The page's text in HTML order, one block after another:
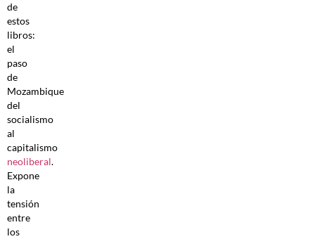
de
estos
libros:
el
paso
de
Mozambique
del
socialismo
al
capitalismo
neoliberal.
Expone
la
tensión
entre
los